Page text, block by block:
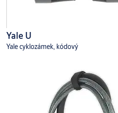
Yale U
Yale cyklozámek, kódový